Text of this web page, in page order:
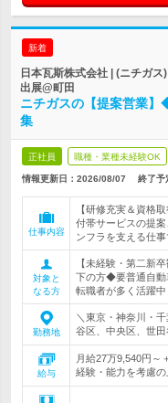
新着
日本瓦斯株式会社 | (ニチガ
出展@町田
ニチガスの【提案営業
集
正社員 職種・業種未経験OK
情報更新日：2026/08/07 終了予
仕事内容
【研修充実＆資格
付帯サービスの提
ンフラを支える仕事
対象と
なる方
【未経験・第二新
下の方◆要普通自動
転職者が多く活躍中
勤務地
＼東京・神奈川・
谷区、中央区、世
給与
月給27万9,540円～
経験・能力を考慮